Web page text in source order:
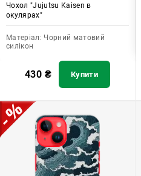
Чохол "Jujutsu Kaisen в
окулярах"
Матеріал: Чорний матовий
силікон
430 ₴ Купити